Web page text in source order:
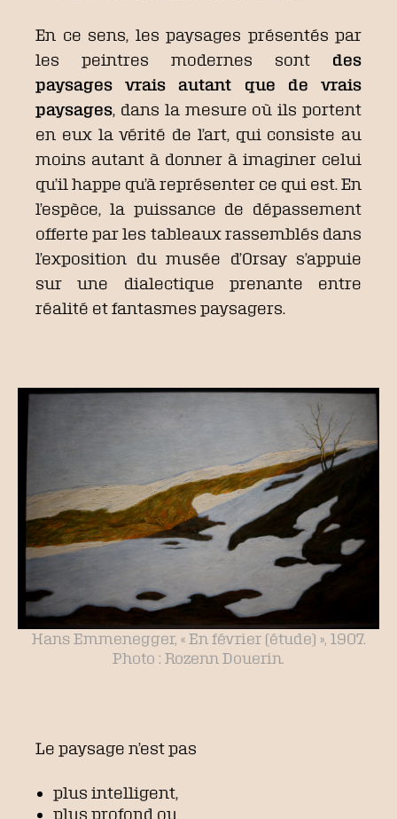
En ce sens, les paysages présentés par
les peintres modernes sont des
paysages vrais autant que de vrais
paysages, dans la mesure où ils portent
en eux la vérité de l’art, qui consiste au
moins autant à donner à imaginer celui
qu’il happe qu’à représenter ce qui est. En
l’espèce, la puissance de dépassement
offerte par les tableaux rassemblés dans
l’exposition du musée d’Orsay s’appuie
sur une dialectique prenante entre
réalité et fantasmes paysagers.
Hans Emmenegger, « En février (étude) », 1907.
Photo : Rozenn Douerin.
Le paysage n’est pas
plus intelligent,
plus profond ou